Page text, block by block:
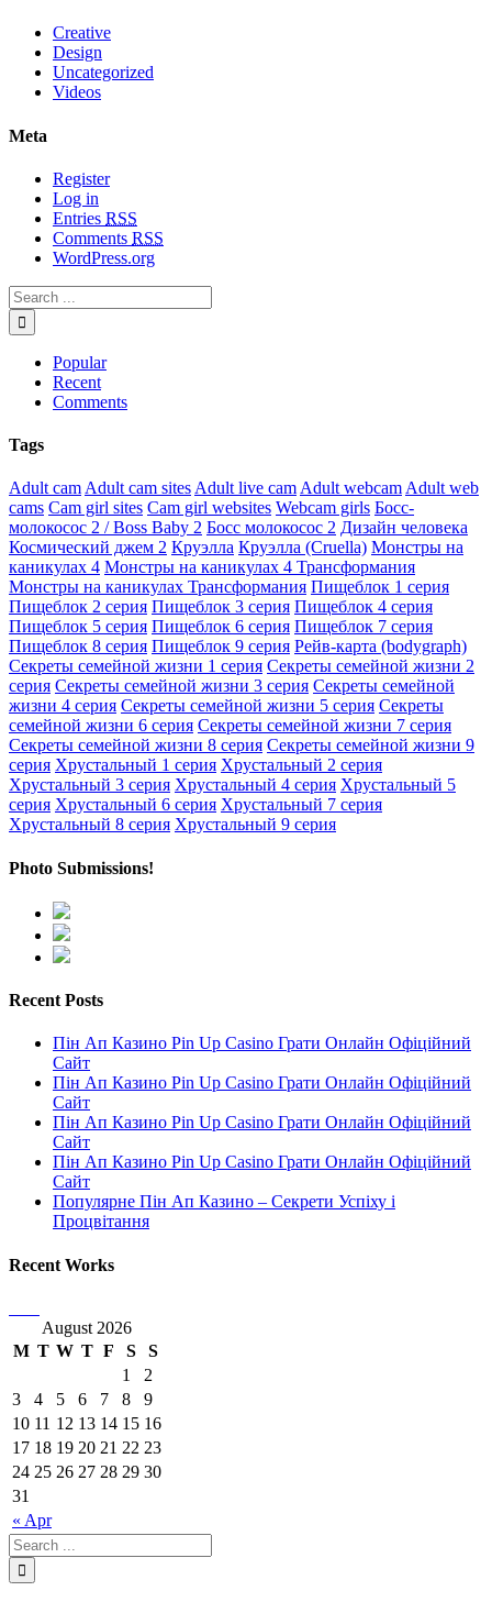
Creative
Design
Uncategorized
Videos
Meta
Register
Log in
Entries RSS
Comments RSS
WordPress.org
Popular
Recent
Comments
Tags
Adult camAdult cam sitesAdult live camAdult webcamAdult web
cams Cam girl sites Cam girl websites Webcam girls Босс-
молокосос 2 / Boss Baby 2 Босс молокосос 2 Дизайн человека
Космический джем 2 Круэлла Круэлла (Cruella) Монстры на
каникулах 4 Монстры на каникулах 4 Трансформания
Монстры на каникулах Трансформания Пищеблок 1 серия
Пищеблок 2 серия Пищеблок 3 серия Пищеблок 4 серия
Пищеблок 5 серия Пищеблок 6 серия Пищеблок 7 серия
Пищеблок 8 серия Пищеблок 9 серия Рейв-карта (bodygraph)
Секреты семейной жизни 1 серия Секреты семейной жизни 2
серия Секреты семейной жизни 3 серия Секреты семейной
жизни 4 серия Секреты семейной жизни 5 серия Секреты
семейной жизни 6 серия Секреты семейной жизни 7 серия
Секреты семейной жизни 8 серия Секреты семейной жизни 9
серия Хрустальный 1 серия Хрустальный 2 серия
Хрустальный 3 серия Хрустальный 4 серия Хрустальный 5
серия Хрустальный 6 серия Хрустальный 7 серия
Хрустальный 8 серия Хрустальный 9 серия
Photo Submissions!
Recent Posts
Пін Ап Казино Pin Up Casino Грати Онлайн Офіційний
Сайт
Пін Ап Казино Pin Up Casino Грати Онлайн Офіційний
Сайт
Пін Ап Казино Pin Up Casino Грати Онлайн Офіційний
Сайт
Пін Ап Казино Pin Up Casino Грати Онлайн Офіційний
Сайт
Популярне Пін Ап Казино – Секрети Успіху і
Процвітання
Recent Works
August 2026
M T W T F S S
« Apr
1
2
3
4 5 6 7 8
9
10 11 12 13 14 15 16
17 18 19 20 21 22 23
24 25 26 27 28 29 30
31